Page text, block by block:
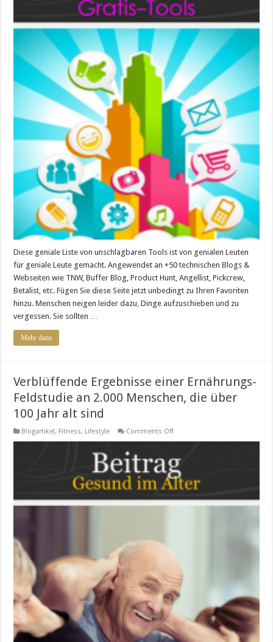
und
Unternehmer
Diese geniale Liste von unschlagbaren Tools ist von genialen Leuten
für geniale Leute gemacht. Angewendet an +50 technischen Blogs &
Webseiten wie TNW, Buffer Blog, Product Hunt, Angellist, Pickcrew,
Betalist, etc. Fügen Sie diese Seite jetzt unbedingt zu Ihren Favoriten
hinzu. Menschen neigen leider dazu, Dinge aufzuschieben und zu
vergessen. Sie sollten …
Mehr dazu
Verblüffende Ergebnisse einer Ernährungs-
Feldstudie an 2.000 Menschen, die über
100 Jahr alt sind
Blogartikel, Fitness, Lifestyle Comments Offon
Ernährungs-
Feldstudie
an
2.000
die